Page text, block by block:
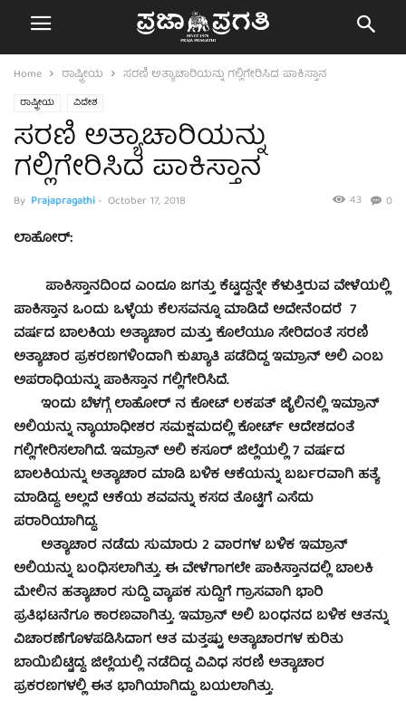
Home ರಾಷ್ಟ್ರೀಯ ಸರಣಿ ಅತ್ಯಾಚಾರಿಯನ್ನು ಗಲ್ಲಿಗೇರಿಸಿದ ಪಾಕಿಸ್ತಾನ
ರಾಷ್ಟ್ರೀಯ ವಿದೇಶ
ಸರಣಿ ಅತ್ಯಾಚಾರಿಯನ್ನು
ಗಲ್ಲಿಗೇರಿಸಿದ ಪಾಕಿಸ್ತಾನ
By Prajapragathi- October 17, 2018 0
43
ಲಾಹೋರ್:
ಪಾಕಿಸ್ತಾನದಿಂದ ಎಂದೂ ಜಗತ್ತು ಕೆಟ್ಟದ್ದನ್ನೇ ಕೆಳುತ್ತಿರುವ ವೇಳೆಯಲ್ಲಿ
ಪಾಕಿಸ್ತಾನ ಒಂದು ಒಳ್ಳೆಯ ಕೆಲಸವನ್ನೂ ಮಾಡಿದೆ ಅದೇನೆಂದರೆ 7
ವರ್ಷದ ಬಾಲಕಿಯ ಅತ್ಯಾಚಾರ ಮತ್ತು ಕೊಲೆಯೂ ಸೇರಿದಂತೆ ಸರಣಿ
ಅತ್ಯಾಚಾರ ಪ್ರಕರಣಗಳಿಂದಾಗಿ ಕುಖ್ಯಾತಿ ಪಡೆದಿದ್ದ ಇಮ್ರಾನ್ ಅಲಿ ಎಂಬ
ಅಪರಾಧಿಯನ್ನು ಪಾಕಿಸ್ತಾನ ಗಲ್ಲಿಗೇರಿಸಿದೆ.
ಇಂದು ಬೆಳಗ್ಗೆ ಲಾಹೋರ್ ನ ಕೋಟ್ ಲಕಪತ್ ಜೈಲಿನಲ್ಲಿ ಇಮ್ರಾನ್
ಅಲಿಯನ್ನು ನ್ಯಾಯಾಧೀಶರ ಸಮಕ್ಷಮದಲ್ಲಿ ಕೋರ್ಟ್ ಆದೇಶದಂತೆ
ಗಲ್ಲಿಗೇರಿಸಲಾಗಿದೆ. ಇಮ್ರಾನ್ ಅಲಿ ಕಸೂರ್ ಜಿಲ್ಲೆಯಲ್ಲಿ 7 ವರ್ಷದ
ಬಾಲಕಿಯನ್ನು ಅತ್ಯಾಚಾರ ಮಾಡಿ ಬಳಿಕ ಆಕೆಯನ್ನು ಬರ್ಬರವಾಗಿ ಹತ್ಯೆ
ಮಾಡಿದ್ದ. ಅಲ್ಲದೆ ಆಕೆಯ ಶವವನ್ನು ಕಸದ ತೊಟ್ಟಿಗೆ ಎಸೆದು
ಪರಾರಿಯಾಗಿದ್ದ.
ಅತ್ಯಾಚಾರ ನಡೆದು ಸುಮಾರು 2 ವಾರಗಳ ಬಳಿಕ ಇಮ್ರಾನ್
ಅಲಿಯನ್ನು ಬಂಧಿಸಲಾಗಿತ್ತು. ಈ ವೇಳೆಗಾಗಲೇ ಪಾಕಿಸ್ತಾನದಲ್ಲಿ ಬಾಲಕಿ
ಮೇಲಿನ ಹತ್ಯಾಚಾರ ಸುದ್ದಿ ವ್ಯಾಪಕ ಸುದ್ದಿಗೆ ಗ್ರಾಸವಾಗಿ ಭಾರಿ
ಪ್ರತಿಭಟನೆಗೂ ಕಾರಣವಾಗಿತ್ತು. ಇಮ್ರಾನ್ ಅಲಿ ಬಂಧನದ ಬಳಿಕ ಆತನ್ನು
ವಿಚಾರಣೆಗೊಳಪಡಿಸಿದಾಗ ಆತ ಮತ್ತಷ್ಟು ಅತ್ಯಾಚಾರಗಳ ಕುರಿತು
ಬಾಯಿಬಿಟ್ಟಿದ್ದ. ಜಿಲ್ಲೆಯಲ್ಲಿ ನಡೆದಿದ್ದ ವಿವಿಧ ಸರಣಿ ಅತ್ಯಾಚಾರ
ಪ್ರಕರಣಗಳಲ್ಲಿ ಈತ ಭಾಗಿಯಾಗಿದ್ದು ಬಯಲಾಗಿತ್ತು.